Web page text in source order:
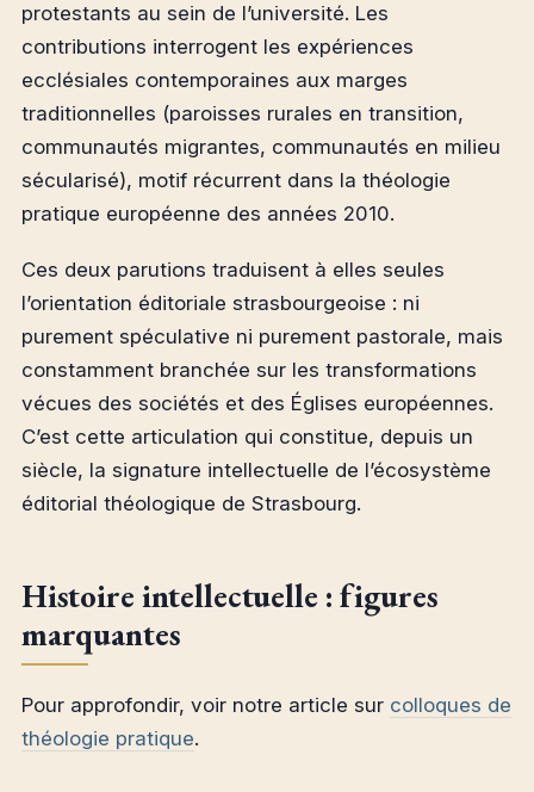
protestants au sein de l’université. Les
contributions interrogent les expériences
ecclésiales contemporaines aux marges
traditionnelles (paroisses rurales en transition,
communautés migrantes, communautés en milieu
sécularisé), motif récurrent dans la théologie
pratique européenne des années 2010.
Ces deux parutions traduisent à elles seules
l’orientation éditoriale strasbourgeoise : ni
purement spéculative ni purement pastorale, mais
constamment branchée sur les transformations
vécues des sociétés et des Églises européennes.
C’est cette articulation qui constitue, depuis un
siècle, la signature intellectuelle de l’écosystème
éditorial théologique de Strasbourg.
Histoire intellectuelle : figures
marquantes
Pour approfondir, voir notre article sur colloques de
théologie pratique.